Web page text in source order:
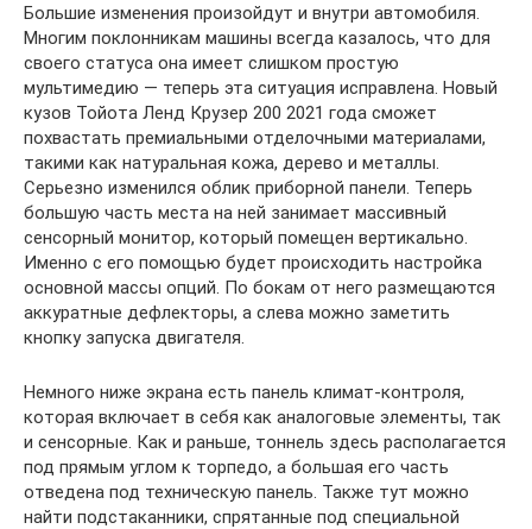
Большие изменения произойдут и внутри автомобиля.
Многим поклонникам машины всегда казалось, что для
своего статуса она имеет слишком простую
мультимедию — теперь эта ситуация исправлена. Новый
кузов Тойота Ленд Крузер 200 2021 года сможет
похвастать премиальными отделочными материалами,
такими как натуральная кожа, дерево и металлы.
Серьезно изменился облик приборной панели. Теперь
большую часть места на ней занимает массивный
сенсорный монитор, который помещен вертикально.
Именно с его помощью будет происходить настройка
основной массы опций. По бокам от него размещаются
аккуратные дефлекторы, а слева можно заметить
кнопку запуска двигателя.
Немного ниже экрана есть панель климат-контроля,
которая включает в себя как аналоговые элементы, так
и сенсорные. Как и раньше, тоннель здесь располагается
под прямым углом к торпедо, а большая его часть
отведена под техническую панель. Также тут можно
найти подстаканники, спрятанные под специальной